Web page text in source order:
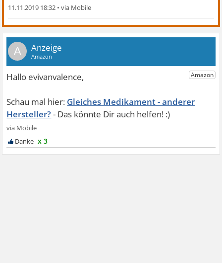
11.11.2019 18:32 •
A
Gleiches Medikament - anderer
Hersteller?
x 3